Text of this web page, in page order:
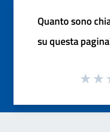
Quanto sono
su questa